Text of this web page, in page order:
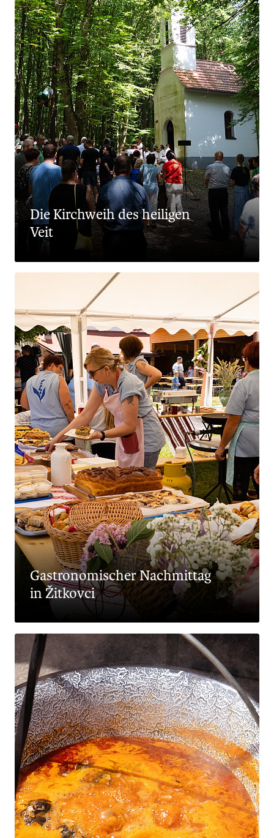
Die Kirchweih des heiligen
Veit
Gastronomischer Nachmittag
in Žitkovci